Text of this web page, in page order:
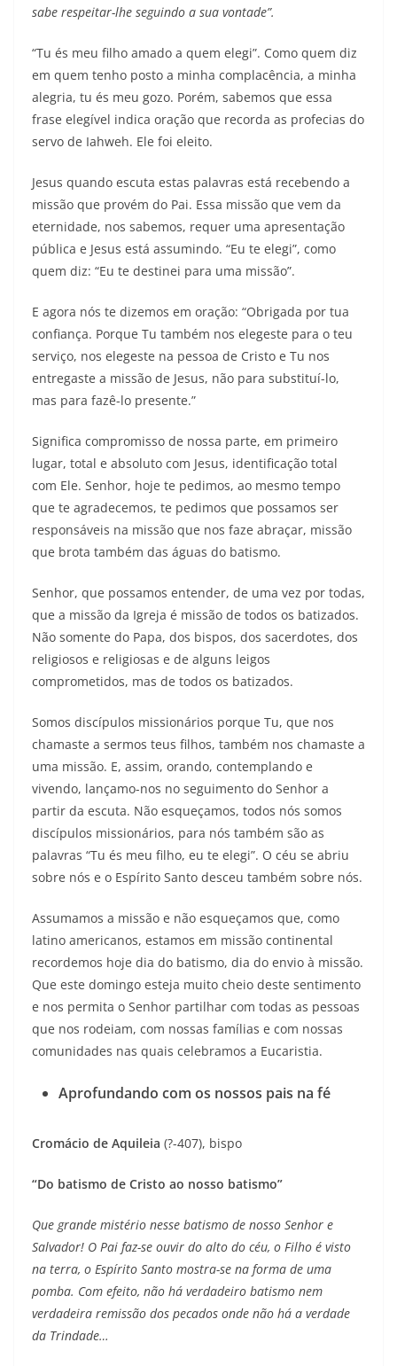
sabe respeitar-lhe seguindo a sua vontade”.
“Tu és meu filho amado a quem elegi”. Como quem diz
em quem tenho posto a minha complacência, a minha
alegria, tu és meu gozo. Porém, sabemos que essa
frase elegível indica oração que recorda as profecias do
servo de Iahweh. Ele foi eleito.
Jesus quando escuta estas palavras está recebendo a
missão que provém do Pai. Essa missão que vem da
eternidade, nos sabemos, requer uma apresentação
pública e Jesus está assumindo. “Eu te elegi”, como
quem diz: “Eu te destinei para uma missão”.
E agora nós te dizemos em oração: “Obrigada por tua
confiança. Porque Tu também nos elegeste para o teu
serviço, nos elegeste na pessoa de Cristo e Tu nos
entregaste a missão de Jesus, não para substituí-lo,
mas para fazê-lo presente.”
Significa compromisso de nossa parte, em primeiro
lugar, total e absoluto com Jesus, identificação total
com Ele. Senhor, hoje te pedimos, ao mesmo tempo
que te agradecemos, te pedimos que possamos ser
responsáveis na missão que nos faze abraçar, missão
que brota também das águas do batismo.
Senhor, que possamos entender, de uma vez por todas,
que a missão da Igreja é missão de todos os batizados.
Não somente do Papa, dos bispos, dos sacerdotes, dos
religiosos e religiosas e de alguns leigos
comprometidos, mas de todos os batizados.
Somos discípulos missionários porque Tu, que nos
chamaste a sermos teus filhos, também nos chamaste a
uma missão. E, assim, orando, contemplando e
vivendo, lançamo-nos no seguimento do Senhor a
partir da escuta. Não esqueçamos, todos nós somos
discípulos missionários, para nós também são as
palavras “Tu és meu filho, eu te elegi”. O céu se abriu
sobre nós e o Espírito Santo desceu também sobre nós.
Assumamos a missão e não esqueçamos que, como
latino americanos, estamos em missão continental
recordemos hoje dia do batismo, dia do envio à missão.
Que este domingo esteja muito cheio deste sentimento
e nos permita o Senhor partilhar com todas as pessoas
que nos rodeiam, com nossas famílias e com nossas
comunidades nas quais celebramos a Eucaristia.
Aprofundando com os nossos pais na fé
Cromácio de Aquileia (?-407), bispo
“Do batismo de Cristo ao nosso batismo”
Que grande mistério nesse batismo de nosso Senhor e
Salvador! O Pai faz-se ouvir do alto do céu, o Filho é visto
na terra, o Espírito Santo mostra-se na forma de uma
pomba. Com efeito, não há verdadeiro batismo nem
verdadeira remissão dos pecados onde não há a verdade
da Trindade…